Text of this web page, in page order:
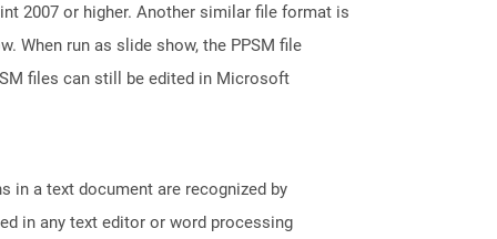
2007 or higher. Another similar file format is
When run as slide show, the PPSM file
files can still be edited in Microsoft
in a text document are recognized by
in any text editor or word processing